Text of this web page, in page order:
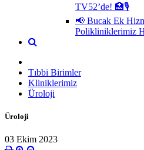
TV52’de! 🏥🎙
📢 Bucak Ek
Polikliniklerimiz
Tıbbi Birimler
Kliniklerimiz
Üroloji
Üroloji
03 Ekim 2023